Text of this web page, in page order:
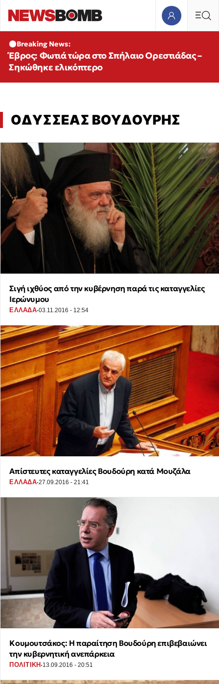
Breaking News:
Έβρος: Φωτιά τώρα στο Σπήλαιο Ορεστιάδας –
Σηκώθηκε ελικόπτερο
ΟΔΥΣΣΕΑΣ ΒΟΥΔΟΥΡΗΣ
Σιγή ιχθύος από την κυβέρνηση παρά τις καταγγελίες
Ιερώνυμου
ΕΛΛΑΔΑ·03.11.2016 - 12:54
Απίστευτες καταγγελίες Βουδούρη κατά Μουζάλα
ΕΛΛΑΔΑ·27.09.2016 - 21:41
Κουμουτσάκος: Η παραίτηση Βουδούρη επιβεβαιώνει
την κυβερνητική ανεπάρκεια
ΠΟΛΙΤΙΚΗ ·13.09.2016 - 20:51